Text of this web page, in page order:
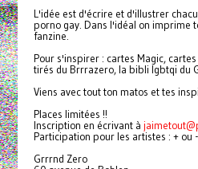
L'idée est d'écrire et d'illustrer
porno gay. Dans l'idéal on imprime
fanzine.
Pour s'inspirer : cartes Magic,
tirés du Brrrazero, la bibli lgbtqi du
Viens avec tout ton matos et tes
Places limitées !!
Inscription en écrivant à
Participation pour les artistes : + ou
Grrrnd Zero